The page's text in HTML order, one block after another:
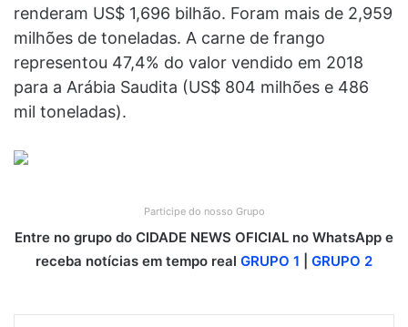
renderam US$ 1,696 bilhão. Foram mais de 2,959
milhões de toneladas. A carne de frango
representou 47,4% do valor vendido em 2018
para a Arábia Saudita (US$ 804 milhões e 486
mil toneladas).
Participe do nosso Grupo
Entre no grupo do CIDADE NEWS OFICIAL no WhatsApp e
receba notícias em tempo real GRUPO 1 GRUPO 2